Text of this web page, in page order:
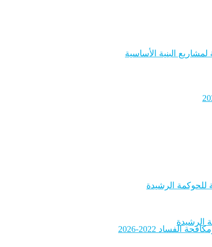
البنية الأساسية
للحوكمة الرشيدة
2022-2026